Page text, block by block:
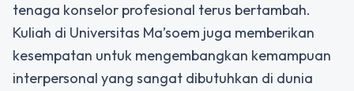
tenaga konselor profesional terus bertambah.
Kuliah di Universitas Ma’soem juga memberikan
kesempatan untuk mengembangkan kemampuan
interpersonal yang sangat dibutuhkan di dunia